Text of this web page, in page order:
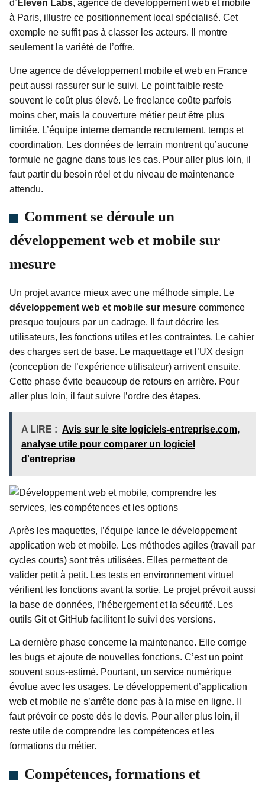
d’ Eleven Labs, agence de développement web et mobile
à Paris, illustre ce positionnement local spécialisé. Cet
exemple ne suffit pas à classer les acteurs. Il montre
seulement la variété de l’offre.
Une agence de développement mobile et web en France
peut aussi rassurer sur le suivi. Le point faible reste
souvent le coût plus élevé. Le freelance coûte parfois
moins cher, mais la couverture métier peut être plus
limitée. L’équipe interne demande recrutement, temps et
coordination. Les données de terrain montrent qu’aucune
formule ne gagne dans tous les cas. Pour aller plus loin, il
faut partir du besoin réel et du niveau de maintenance
attendu.
Comment se déroule un
développement web et mobile sur
mesure
Un projet avance mieux avec une méthode simple. Le
développement web et mobile sur mesure commence
presque toujours par un cadrage. Il faut décrire les
utilisateurs, les fonctions utiles et les contraintes. Le cahier
des charges sert de base. Le maquettage et l’UX design
(conception de l’expérience utilisateur) arrivent ensuite.
Cette phase évite beaucoup de retours en arrière. Pour
aller plus loin, il faut suivre l’ordre des étapes.
A LIRE : Avis sur le site logiciels-entreprise.com,
analyse utile pour comparer un logiciel
d'entreprise
Après les maquettes, l’équipe lance le développement
application web et mobile. Les méthodes agiles (travail par
cycles courts) sont très utilisées. Elles permettent de
valider petit à petit. Les tests en environnement virtuel
vérifient les fonctions avant la sortie. Le projet prévoit aussi
la base de données, l’hébergement et la sécurité. Les
outils Git et GitHub facilitent le suivi des versions.
La dernière phase concerne la maintenance. Elle corrige
les bugs et ajoute de nouvelles fonctions. C’est un point
souvent sous-estimé. Pourtant, un service numérique
évolue avec les usages. Le développement d’application
web et mobile ne s’arrête donc pas à la mise en ligne. Il
faut prévoir ce poste dès le devis. Pour aller plus loin, il
reste utile de comprendre les compétences et les
formations du métier.
Compétences, formations et